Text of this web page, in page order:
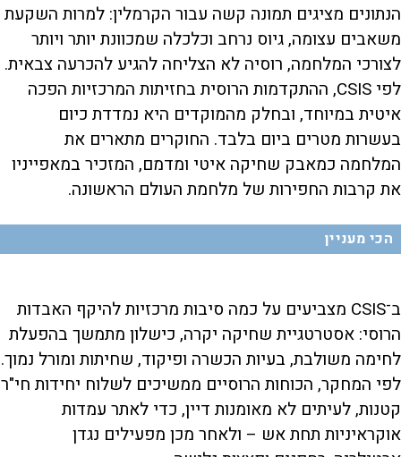
הנתונים מציגים תמונה קשה עבור הקרמלין: למרות השקעת
משאבים עצומה, גיוס נרחב וכלכלה שמכוונת יותר ויותר
לצורכי המלחמה, רוסיה לא הצליחה להגיע להכרעה צבאית.
לפי CSIS, ההתקדמות הרוסית בחזיתות המרכזיות הפכה
איטית במיוחד, ובחלק מהמוקדים היא נמדדת כיום
בעשרות מטרים ביום בלבד. החוקרים מתארים את
המלחמה כמאבק שחיקה איטי ומדמם, המזכיר במאפייניו
את קרבות החפירות של מלחמת העולם הראשונה.
הכי מעניין
ב־CSIS מצביעים על כמה סיבות מרכזיות להיקף האבדות
הרוסי: אסטרטגיית שחיקה יקרה, כישלון מתמשך בהפעלת
לחימה משולבת, בעיות הכשרה ופיקוד, שחיתות ומורל נמוך.
לפי המחקר, הכוחות הרוסיים ממשיכים לשלוח יחידות חי"ר
קטנות, לעיתים לא מאומנות דיין, כדי לאתר עמדות
אוקראיניות תחת אש – ולאחר מכן מפעילים נגדן